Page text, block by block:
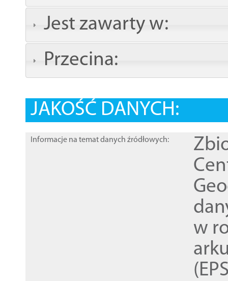
Jest zawarty w:
Przecina:
JAKOŚĆ DANYCH:
Informacje na temat danych źródłowych:
w